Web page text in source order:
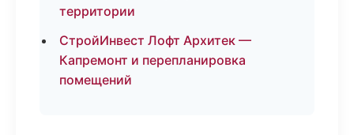
территории
СтройИнвест Лофт Архитек —
Капремонт и перепланировка
помещений